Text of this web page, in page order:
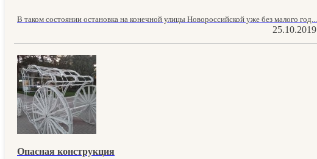
В таком состоянии остановка на конечной улицы Новороссийской уже без малого год...
25.10.2019
Опасная конструкция